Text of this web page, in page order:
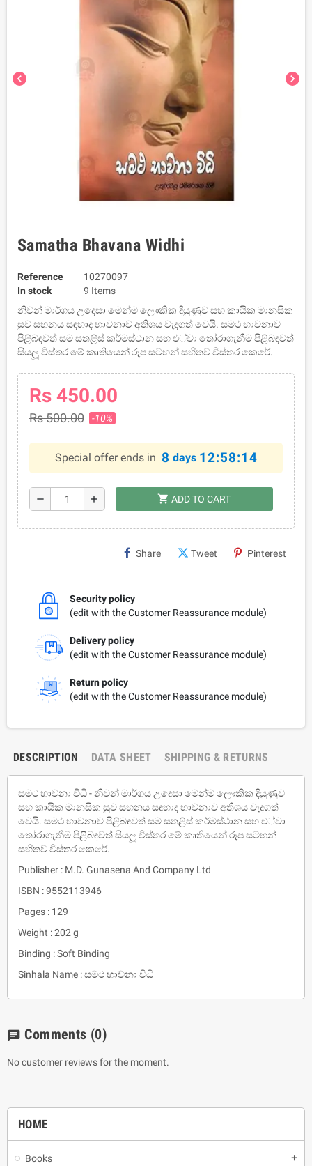
HOME
Books add
chevron_left chevron_right
Samatha Bhavana Widhi
Reference
10270097
In stock
9 Items
නිවන් මාර්ගය උදෙසා මෙන්ම ලෞකික දියුණුව සහ කායික මානසික
සුව සහනය සඳහාද භාවනාව අතිශය වැදගත් වෙයි. සමථ භාවනාව
පිළිබඳවත් සම සතළිස් කර්මස්ථාන සහ එ්වා තෝරාගැනීම පිළිබඳවත්
සියලූ විස්තර මේ කෘතියෙන් රූප සටහන් සහිතව විස්තර කෙරේ.
Rs 450.00
Rs 500.00 -10%
Special offer ends in 8 days 12:58:14
remove add shopping_cart ADD TO CART
Share Tweet Pinterest
Security policy
(edit with the Customer Reassurance module)
Delivery policy
(edit with the Customer Reassurance module)
Return policy
(edit with the Customer Reassurance module)
DESCRIPTION DATA SHEET SHIPPING & RETURNS
සමථ භාවනා විධි - නිවන් මාර්ගය උදෙසා මෙන්ම ලෞකික දියුණුව
සහ කායික මානසික සුව සහනය සඳහාද භාවනාව අතිශය වැදගත්
වෙයි. සමථ භාවනාව පිළිබඳවත් සම සතළිස් කර්මස්ථාන සහ එ්වා
තෝරාගැනීම පිළිබඳවත් සියලූ විස්තර මේ කෘතියෙන් රූප සටහන්
සහිතව විස්තර කෙරේ.
Publisher : M.D. Gunasena And Company Ltd
ISBN : 9552113946
Pages : 129
Weight : 202 g
Binding : Soft Binding
Sinhala Name : සමථ භාවනා විධි
chat Comments (0)
No customer reviews for the moment.